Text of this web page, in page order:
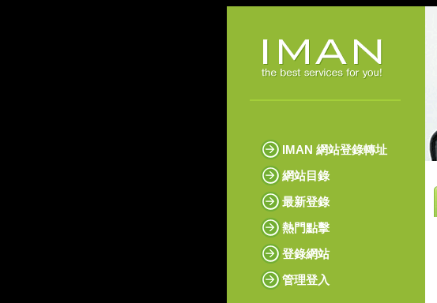
IMAN 網站登錄轉址
網站目錄
最新登錄
熱門點擊
登錄網站
管理登入